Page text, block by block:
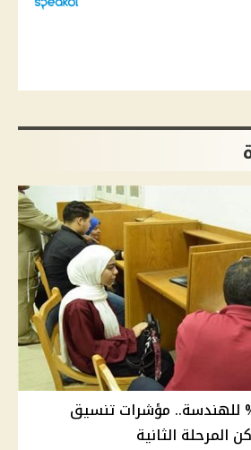
للطب و87.9% للهندسة.. مؤشرات تنسيق